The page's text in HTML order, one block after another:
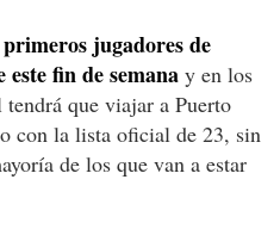
jugadores de
fin de semana y en los
que viajar a Puerto
con la lista oficial de 23, sin
de los que van a estar